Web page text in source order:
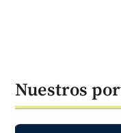
Nuestros